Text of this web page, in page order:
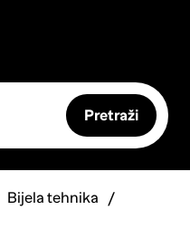
Pretraži
Bijela tehnika